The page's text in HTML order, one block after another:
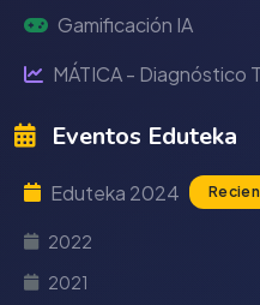
Gamificación IA
MÁTICA - Diagnóstico
Eventos Eduteka
Eduteka 2024
2022
2021